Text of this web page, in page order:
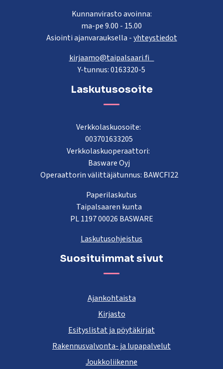
Kunnanvirasto avoinna:
ma-pe 9.00 - 15.00
Asiointi ajanvarauksella -yhteystiedot
kirjaamo@taipalsaari.fi
Y-tunnus: 0163320-5
Laskutusosoite
Verkkolaskuosoite:
003701633205
Verkkolaskuoperaattori:
Basware Oyj
Operaattorin välittäjätunnus: BAWCFI22
Paperilaskutus
Taipalsaaren kunta
PL 1197 00026 BASWARE
Laskutusohjeistus
Suosituimmat sivut
Ajankohtaista
Kirjasto
Esityslistat ja pöytäkirjat
Rakennusvalvonta- ja lupapalvelut
Joukkoliikenne